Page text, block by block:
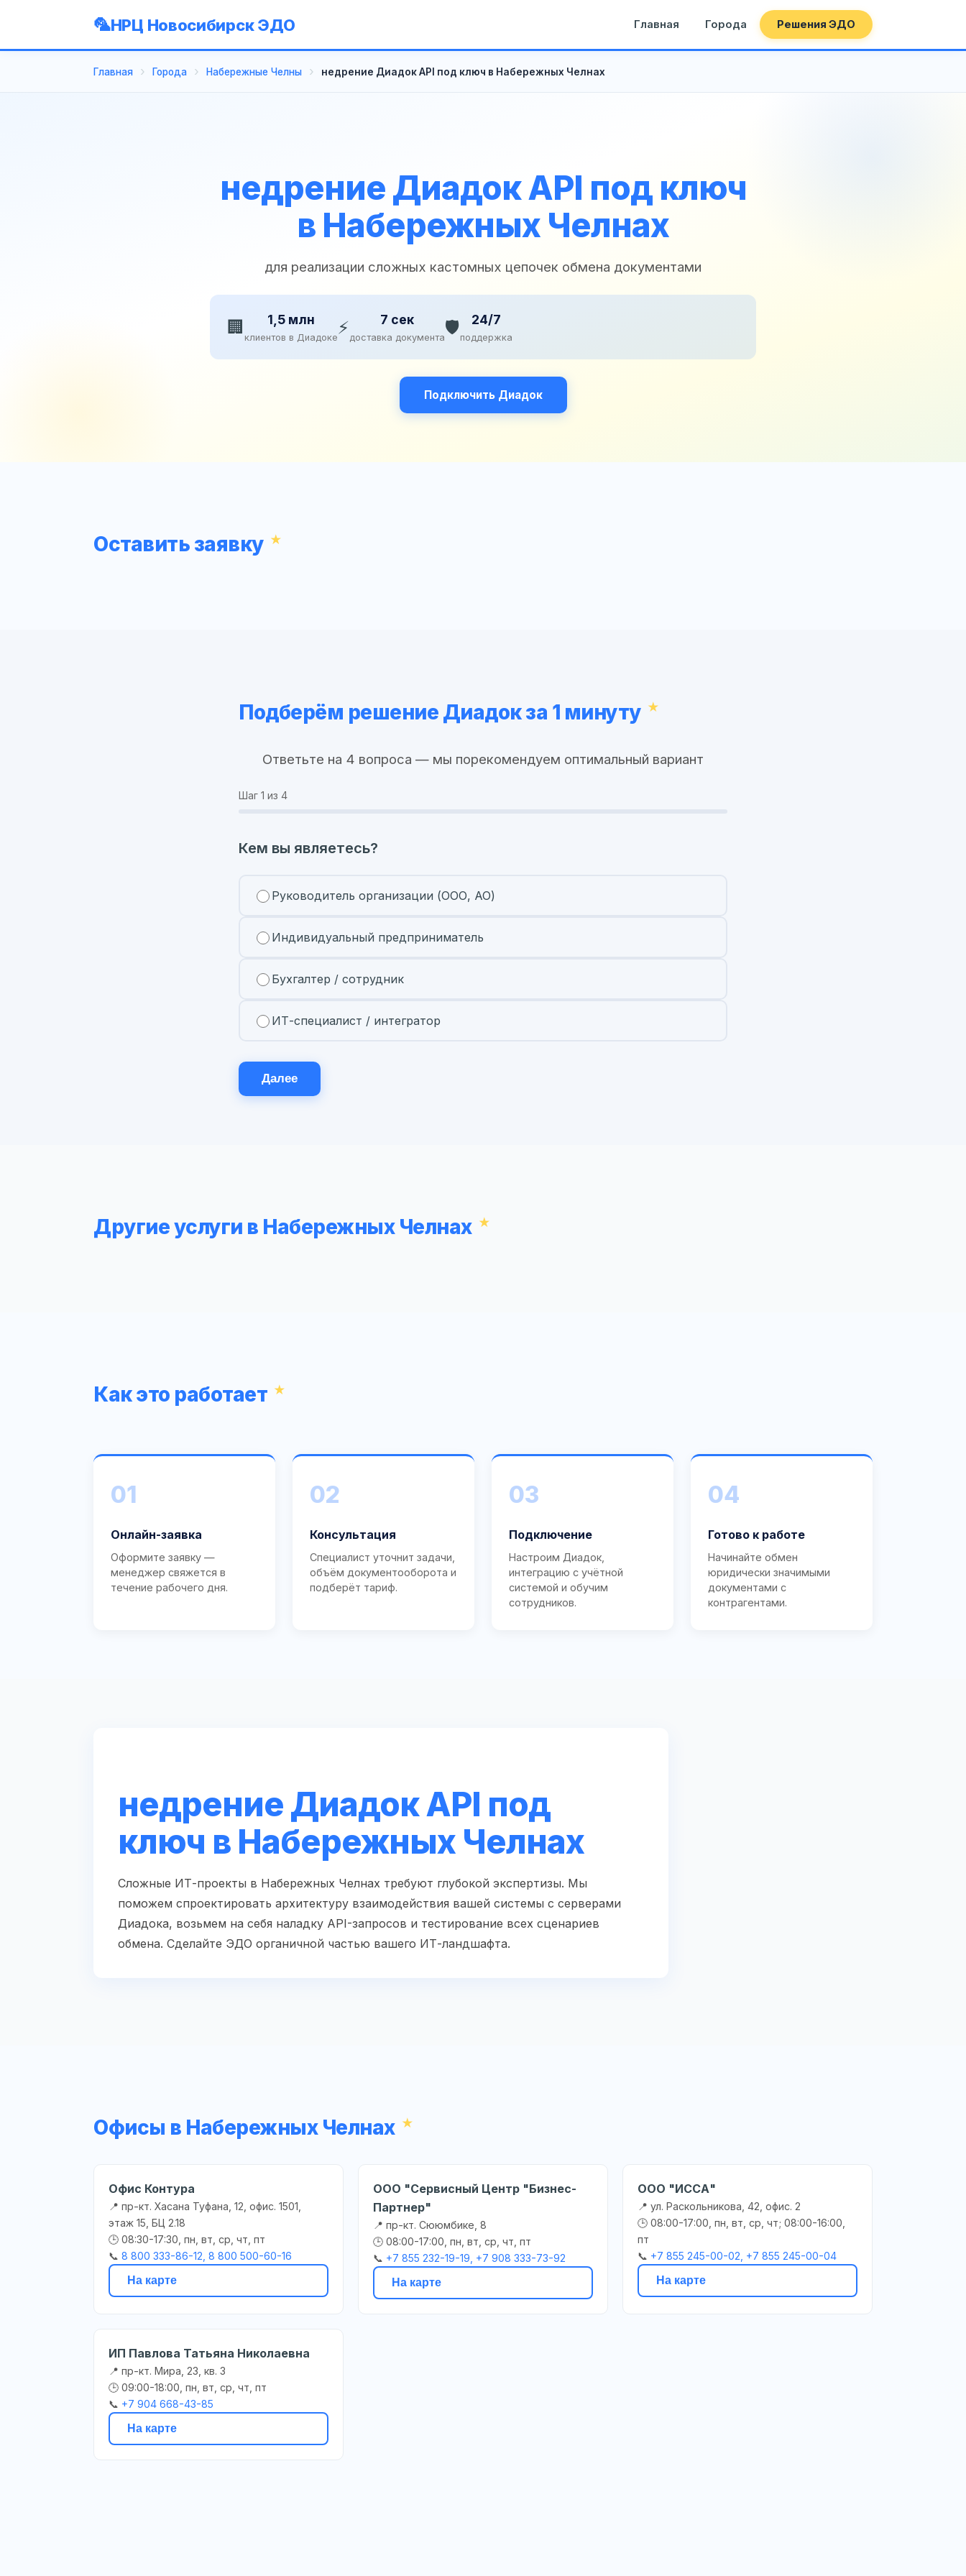
НРЦ Новосибирск ЭДО Главная Города Решения ЭДО
Главная Города Набережные Челны недрение Диадок API под ключ в Набережных Челнах
недрение Диадок API под ключ
в Набережных Челнах
для реализации сложных кастомных цепочек обмена документами
🏢 1,5 млн
клиентов в Диадоке ⚡ 7 сек
доставка документа🛡️ 24/7
поддержка
Подключить Диадок
Оставить заявку
Подберём решение Диадок за 1 минуту
Ответьте на 4 вопроса — мы порекомендуем оптимальный вариант
Шаг 1 из 4
Кем вы являетесь?
Руководитель организации (ООО, АО)
Индивидуальный предприниматель
Бухгалтер / сотрудник
ИТ-специалист / интегратор
Далее
Другие услуги в Набережных Челнах
Как это работает
01
Онлайн-заявка
Оформите заявку —
менеджер свяжется в
течение рабочего дня.
02
Консультация
Специалист уточнит задачи,
объём документооборота и
подберёт тариф.
03
Подключение
Настроим Диадок,
интеграцию с учётной
системой и обучим
сотрудников.
04
Готово к работе
Начинайте обмен
юридически значимыми
документами с
контрагентами.
недрение Диадок API под
ключ в Набережных Челнах
Сложные ИТ-проекты в Набережных Челнах требуют глубокой экспертизы. Мы
поможем спроектировать архитектуру взаимодействия вашей системы с серверами
Диадока, возьмем на себя наладку API-запросов и тестирование всех сценариев
обмена. Сделайте ЭДО органичной частью вашего ИТ-ландшафта.
Офисы в Набережных Челнах
Офис Контура
📍 пр-кт. Хасана Туфана, 12, офис. 1501,
этаж 15, БЦ 2.18
🕒 08:30-17:30, пн, вт, ср, чт, пт
📞 8 800 333-86-12, 8 800 500-60-16
На карте
ООО "Сервисный Центр "Бизнес-
Партнер"
📍 пр-кт. Сююмбике, 8
🕒 08:00-17:00, пн, вт, ср, чт, пт
📞 +7 855 232-19-19, +7 908 333-73-92
На карте
ООО "ИССА"
📍 ул. Раскольникова, 42, офис. 2
🕒 08:00-17:00, пн, вт, ср, чт; 08:00-16:00,
пт
📞 +7 855 245-00-02, +7 855 245-00-04
На карте
ИП Павлова Татьяна Николаевна
📍 пр-кт. Мира, 23, кв. 3
🕒 09:00-18:00, пн, вт, ср, чт, пт
📞 +7 904 668-43-85
На карте